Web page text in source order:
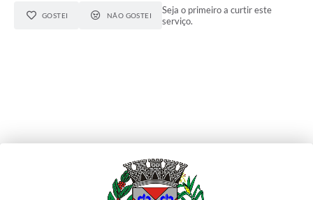
GOSTEI NÃO GOSTEI
Seja o primeiro a curtir este
serviço.